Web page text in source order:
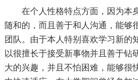
在个人性格特点方面，因为本
随和的，而且善于和人沟通，能够
团队。由于本人特别喜欢学习新的
以很擅长于接受新事物并且善于钻
大的兴趣，并且不怕困难，能够很